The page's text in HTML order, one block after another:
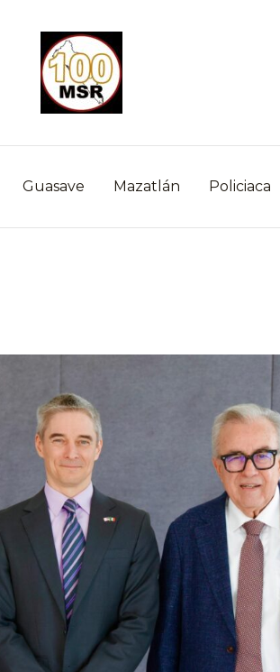
Guasave Mazatlán Policiaca